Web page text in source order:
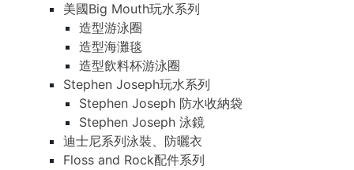
美國Big Mouth玩水系列
造型游泳圈
造型海灘毯
造型飲料杯游泳圈
Stephen Joseph玩水系列
Stephen Joseph 防水收納袋
Stephen Joseph 泳鏡
迪士尼系列泳裝、防曬衣
Floss and Rock配件系列